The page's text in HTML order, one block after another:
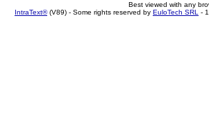
Best viewed with any
IntraText®(V89) - Some rights reserved by EuloTech SRL -